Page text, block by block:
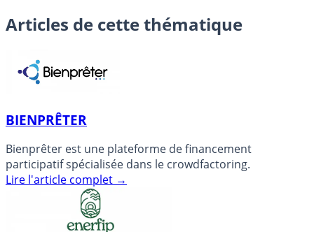
Articles de cette thématique
BIENPRÊTER
Bienprêter est une plateforme de financement
participatif spécialisée dans le crowdfactoring.
Lire l'article complet →